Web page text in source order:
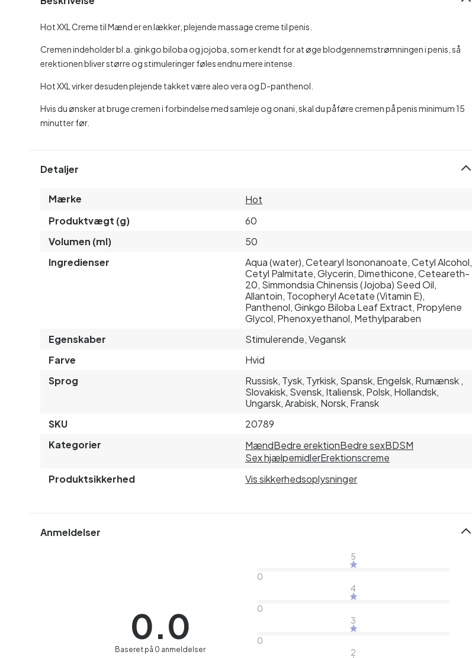
Hot XXL Creme til Mænd er en lækker, plejende massage creme til penis.
Cremen indeholder bl.a. ginkgo biloba og jojoba, som er kendt for at øge blodgennemstrømningen i penis, så
erektionen bliver større og stimuleringer føles endnu mere intense.
Hot XXL virker desuden plejende takket være aleo vera og D-panthenol.
Hvis du ønsker at bruge cremen i forbindelse med samleje og onani, skal du påføre cremen på penis minimum 15
minutter før.
Detaljer
Mærke
Hot
Produktvægt (g)
60
Volumen (ml)
50
Ingredienser
Aqua (water), Cetearyl Isononanoate, Cetyl Alcohol,
Cetyl Palmitate, Glycerin, Dimethicone, Ceteareth-
20, Simmondsia Chinensis (Jojoba) Seed Oil,
Allantoin, Tocopheryl Acetate (Vitamin E),
Panthenol, Ginkgo Biloba Leaf Extract, Propylene
Glycol, Phenoxyethanol, Methylparaben
Egenskaber
Stimulerende, Vegansk
Farve
Hvid
Sprog
Russisk, Tysk, Tyrkisk, Spansk, Engelsk, Rumænsk ,
Slovakisk, Svensk, Italiensk, Polsk, Hollandsk,
Ungarsk, Arabisk, Norsk, Fransk
SKU
20789
Kategorier
MændBedre erektionBedre sexBDSM
Sex hjælpemidlerErektionscreme
Produktsikkerhed
Vis sikkerhedsoplysninger
Anmeldelser
0.0
Baseret på 0 anmeldelser
5
0
4
0
3
0
2